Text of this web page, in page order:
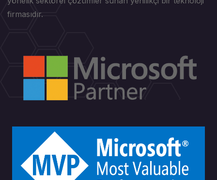
firmasıdır.